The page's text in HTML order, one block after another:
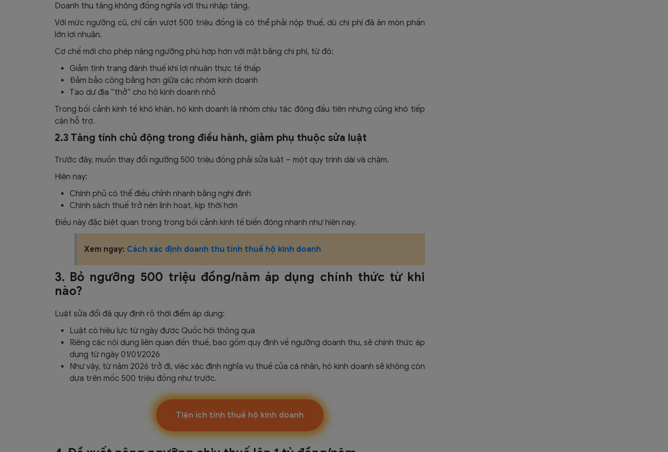
Doanh thu tăng không đồng nghĩa với thu nhập tăng.
Với mức ngưỡng cũ, chỉ cần vượt 500 triệu đồng là có thể phải nộp thuế, dù chi phí đã ăn mòn phần
lớn lợi nhuận.
Cơ chế mới cho phép nâng ngưỡng phù hợp hơn với mặt bằng chi phí, từ đó:
Giảm tình trạng đánh thuế khi lợi nhuận thực tế thấp
Đảm bảo công bằng hơn giữa các nhóm kinh doanh
Tạo dư địa “thở” cho hộ kinh doanh nhỏ
Trong bối cảnh kinh tế khó khăn, hộ kinh doanh là nhóm chịu tác động đầu tiên nhưng cũng khó tiếp
cận hỗ trợ.
2.3 Tăng tính chủ động trong điều hành, giảm phụ thuộc sửa luật
Trước đây, muốn thay đổi ngưỡng 500 triệu đồng phải sửa luật – một quy trình dài và chậm.
Hiện nay:
Chính phủ có thể điều chỉnh nhanh bằng nghị định
Chính sách thuế trở nên linh hoạt, kịp thời hơn
Điều này đặc biệt quan trọng trong bối cảnh kinh tế biến động nhanh như hiện nay.
Xem ngay: Cách xác định doanh thu tính thuế hộ kinh doanh
3. Bỏ ngưỡng 500 triệu đồng/năm áp dụng chính thức từ khi
nào?
Luật sửa đổi đã quy định rõ thời điểm áp dụng:
Luật có hiệu lực từ ngày được Quốc hội thông qua
Riêng các nội dung liên quan đến thuế, bao gồm quy định về ngưỡng doanh thu, sẽ chính thức áp
dụng từ ngày 01/01/2026
Như vậy, từ năm 2026 trở đi, việc xác định nghĩa vụ thuế của cá nhân, hộ kinh doanh sẽ không còn
dựa trên mốc 500 triệu đồng như trước.
Tiện ích tính thuế hộ kinh doanh